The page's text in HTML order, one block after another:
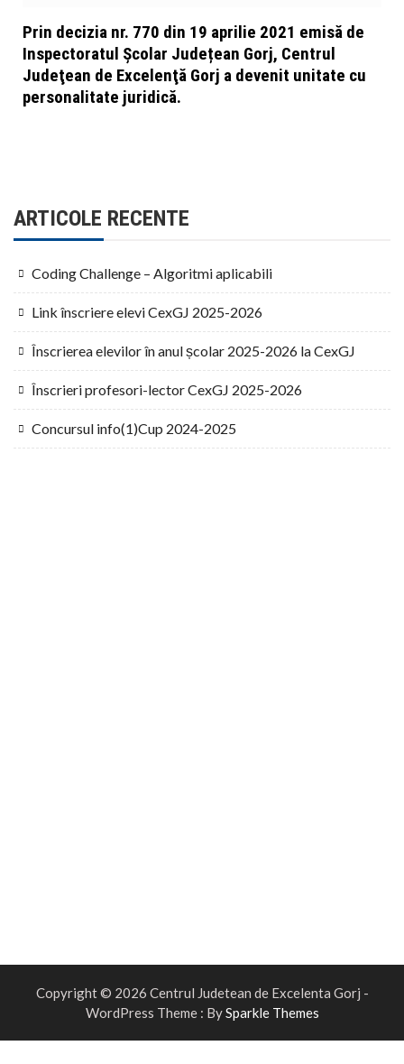
Prin decizia nr. 770 din 19 aprilie 2021 emisă de
Inspectoratul Școlar Județean Gorj, Centrul
Judeţean de Excelenţă Gorj a devenit unitate cu
personalitate juridică.
ARTICOLE RECENTE
Coding Challenge – Algoritmi aplicabili
Link înscriere elevi CexGJ 2025-2026
Înscrierea elevilor în anul școlar 2025-2026 la CexGJ
Înscrieri profesori-lector CexGJ 2025-2026
Concursul info(1)Cup 2024-2025
Copyright © 2026 Centrul Judetean de Excelenta Gorj -
WordPress Theme : BySparkle Themes